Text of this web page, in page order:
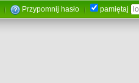
Przypomnij hasło pamiętaj